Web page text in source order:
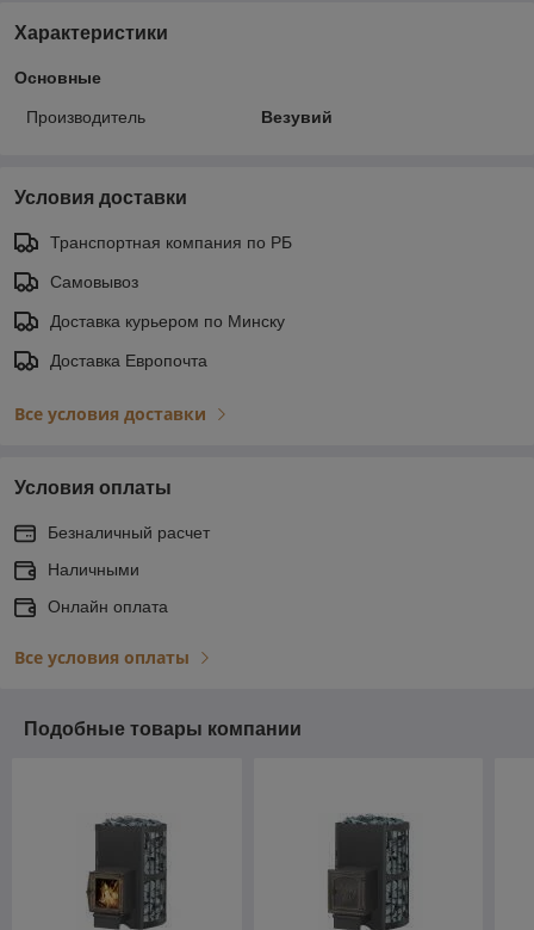
Характеристики
Основные
Производитель Везувий
Условия доставки
Транспортная компания по РБ
Самовывоз
Доставка курьером по Минску
Доставка Европочта
Все условия доставки
Условия оплаты
Безналичный расчет
Наличными
Онлайн оплата
Все условия оплаты
Подобные товары компании